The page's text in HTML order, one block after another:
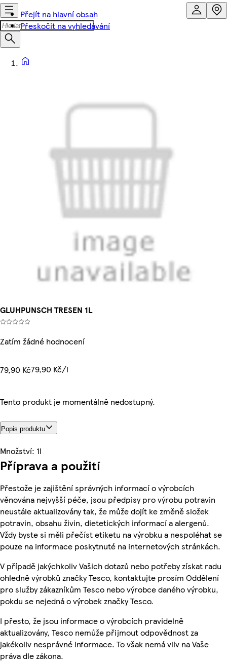
Přejít na hlavní obsah
Přeskočit na vyhledávání
GLUHPUNSCH TRESEN 1L
Zatím žádné hodnocení
79,90 Kč79,90 Kč/l
Tento produkt je momentálně nedostupný.
Popis produktu
Množství: 1l
Příprava a použití
Přestože je zajištění správných informací o výrobcích
věnována nejvyšší péče, jsou předpisy pro výrobu potravin
neustále aktualizovány tak, že může dojít ke změně složek
potravin, obsahu živin, dietetických informací a alergenů.
Vždy byste si měli přečíst etiketu na výrobku a nespoléhat se
pouze na informace poskytnuté na internetových stránkách.
V případě jakýchkoliv Vašich dotazů nebo potřeby získat radu
ohledně výrobků značky Tesco, kontaktujte prosím Oddělení
pro služby zákazníkům Tesco nebo výrobce daného výrobku,
pokdu se nejedná o výrobek značky Tesco.
I přesto, že jsou informace o výrobcích pravidelně
aktualizovány, Tesco nemůže přijmout odpovědnost za
jakékoliv nesprávné informace. To však nemá vliv na Vaše
práva dle zákona.